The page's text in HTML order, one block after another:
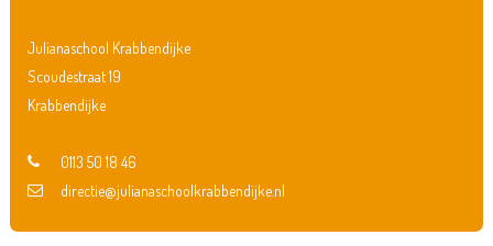
Julianaschool Krabbendijke
Scoudestraat 19
Krabbendijke
0113 50 18 46
directie@julianaschoolkrabbendijke.nl